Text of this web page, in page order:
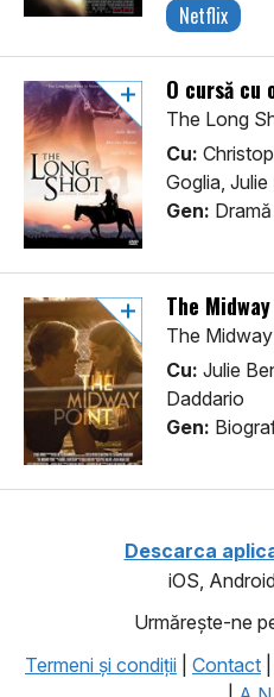
Netflix
O cursă cu
The Long
Cu:
Goglia, Julie
Gen: Dramă
The
The
Cu: Julie
Daddario
Gen:
Descarca
iOS,
Urmăreşte-ne
Termeni şi condiţii
Contact